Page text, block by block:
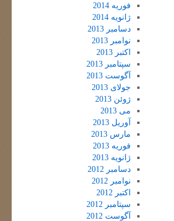
فوریه 2014
ژانویه 2014
دسامبر 2013
نوامبر 2013
اکتبر 2013
سپتامبر 2013
آگوست 2013
جولای 2013
ژوئن 2013
می 2013
آوریل 2013
مارس 2013
فوریه 2013
ژانویه 2013
دسامبر 2012
نوامبر 2012
اکتبر 2012
سپتامبر 2012
آگوست 2012